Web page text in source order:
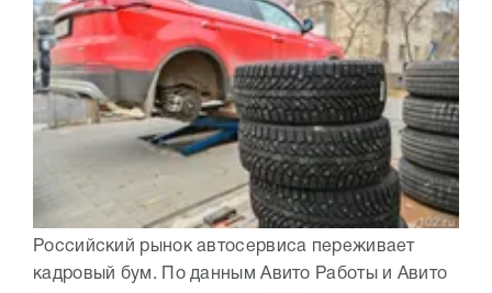
Российский рынок автосервиса переживает
кадровый бум. По данным Авито Работы и Авито